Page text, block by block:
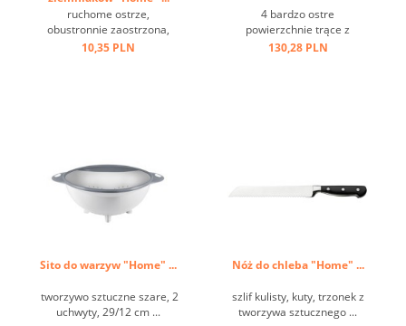
ruchome ostrze,
obustronnie zaostrzona,
oczko do zawieszenia, stal
10,35 PLN
4 bardzo ostre
powierzchnie trące z
pojemnikiem ...
130,28 PLN
Sito do warzyw "Home" ...
tworzywo sztuczne szare, 2
uchwyty, 29/12 cm ...
Nóż do chleba "Home" ...
szlif kulisty, kuty, trzonek z
tworzywa sztucznego ...